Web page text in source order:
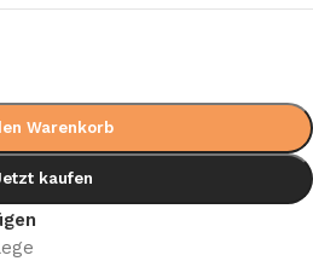
Warenkorb
kaufen